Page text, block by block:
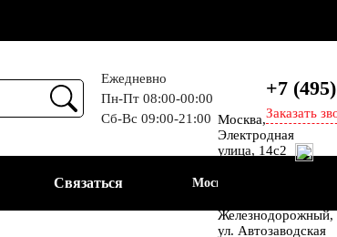
Ежедневно
Пн-Пт 08:00-00:00
Сб-Вс 09:00-21:00
+7
Заказать
Связаться Москва
Москва,
Электродная
улица, 14с2
Энтузиастов
Железнодорожный,
ул. Автозаводская